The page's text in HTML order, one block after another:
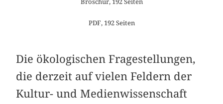
PDF, 192 Seiten
Die ökologischen Fragestellungen,
die derzeit auf vielen Feldern der
Kultur- und Medienwissenschaft